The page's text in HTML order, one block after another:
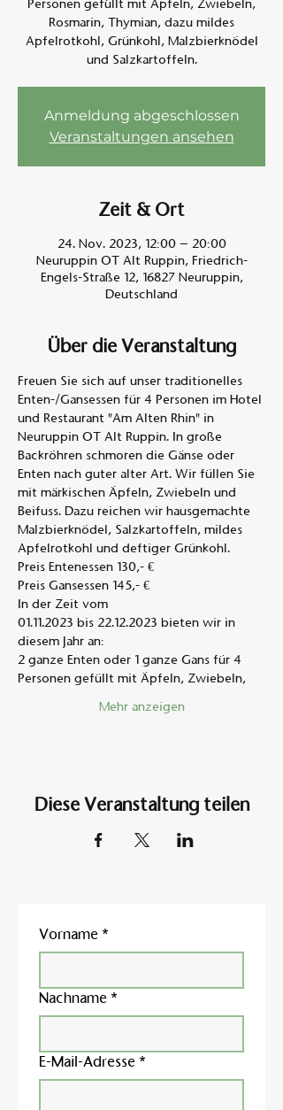
Personen gefüllt mit Äpfeln, Zwiebeln,
Rosmarin, Thymian, dazu mildes
Apfelrotkohl, Grünkohl, Malzbierknödel
und Salzkartoffeln.
Anmeldung abgeschlossen
Veranstaltungen ansehen
Zeit & Ort
24. Nov. 2023, 12:00 – 20:00
Neuruppin OT Alt Ruppin, Friedrich-
Engels-Straße 12, 16827 Neuruppin,
Deutschland
Über die Veranstaltung
Freuen Sie sich auf unser traditionelles
Enten-/Gansessen für 4 Personen im Hotel
und Restaurant "Am Alten Rhin" in
Neuruppin OT Alt Ruppin. In große
Backröhren schmoren die Gänse oder
Enten nach guter alter Art. Wir füllen Sie
mit märkischen Äpfeln, Zwiebeln und
Beifuss. Dazu reichen wir hausgemachte
Malzbierknödel, Salzkartoffeln, mildes
Apfelrotkohl und deftiger Grünkohl.
Preis Entenessen 130,- €
Preis Gansessen 145,- €
In der Zeit vom
01.11.2023 bis 22.12.2023 bieten wir in
diesem Jahr an:
2 ganze Enten oder 1 ganze Gans für 4
Personen gefüllt mit Äpfeln, Zwiebeln,
Mehr anzeigen
Diese Veranstaltung teilen
Vorname *
Nachname *
E-Mail-Adresse *